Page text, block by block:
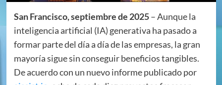
San Francisco, septiembre de 2025– Aunque la
inteligencia artificial (IA) generativa ha pasado a
formar parte del día a día de las empresas, la gran
mayoría sigue sin conseguir beneficios tangibles.
De acuerdo con un nuevo informe publicado por